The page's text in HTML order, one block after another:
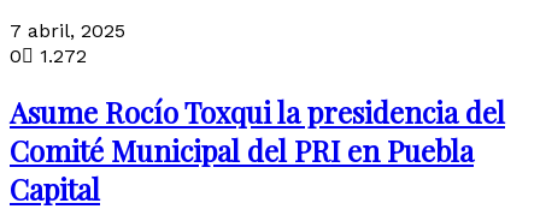
7 abril, 2025
0
1.272
Asume Rocío Toxqui la presidencia del
Comité Municipal del PRI en Puebla
Capital